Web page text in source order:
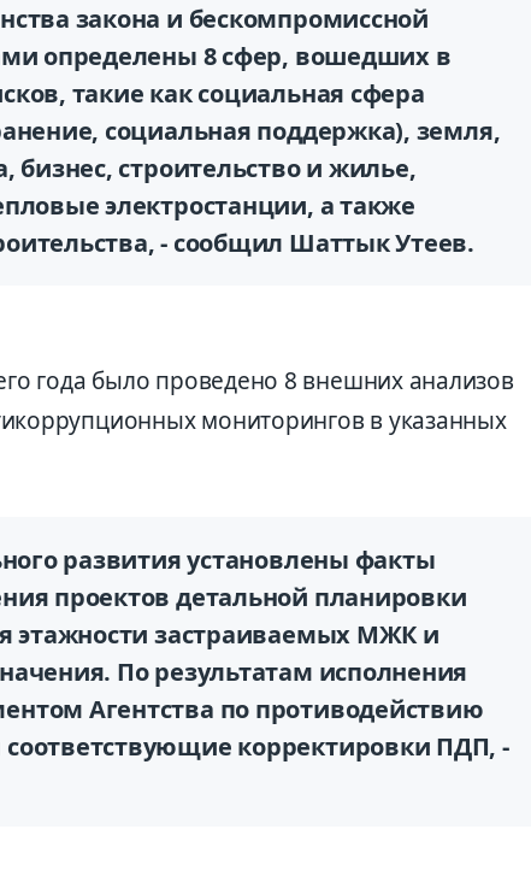
закона и бескомпромиссной
определены 8 сфер, вошедших в
такие как социальная сфера
социальная поддержка), земля,
бизнес, строительство и жилье,
электростанции, а также
- сообщил Шаттык Утеев.
года было проведено 8 внешних анализов
мониторингов в указанных
развития установлены факты
проектов детальной планировки
этажности застраиваемых МЖК и
По результатам исполнения
Агентства по противодействию
корректировки ПДП, -